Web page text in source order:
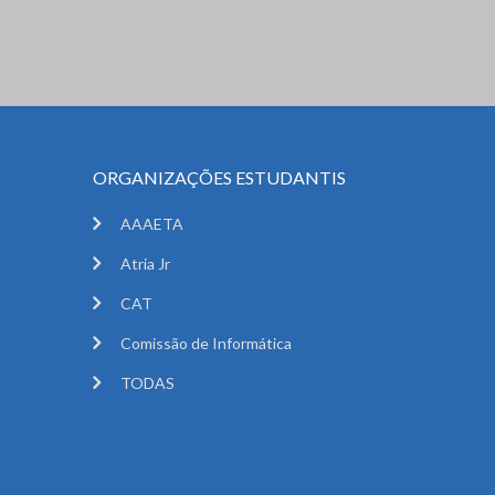
ORGANIZAÇÕES ESTUDANTIS
AAAETA
Atria Jr
CAT
Comissão de Informática
TODAS